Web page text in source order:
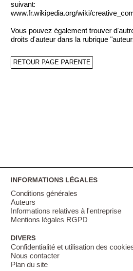
suivant:
www.fr.wikipedia.org/wiki/
Vous pouvez également trouver
droits d'auteur dans la rubrique
RETOUR PAGE PARENTE
INFORMATIONS LÉGALES
Conditions générales
Auteurs
Informations relatives à l'entreprise
Mentions légales RGPD
DIVERS
Confidentialité et utilisation des
Nous contacter
Plan du site